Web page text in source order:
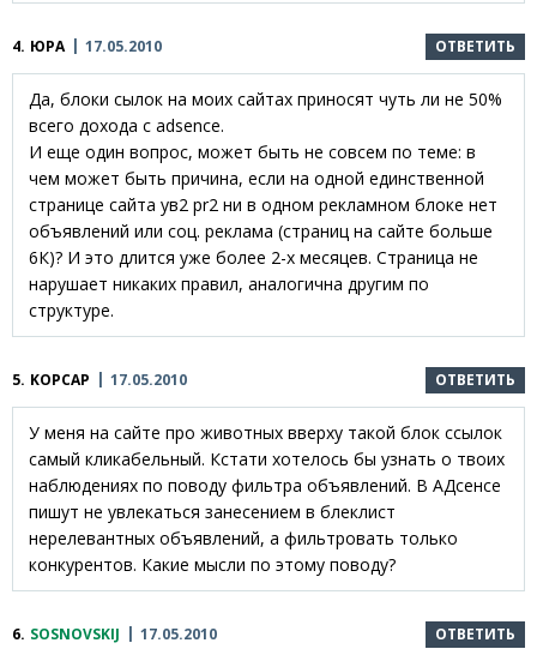
4. ЮРА 17.05.2010 ОТВЕТИТЬ
Да, блоки сылок на моих сайтах приносят чуть ли не 50%
всего дохода с adsence.
И еще один вопрос, может быть не совсем по теме: в
чем может быть причина, если на одной единственной
странице сайта ув2 pr2 ни в одном рекламном блоке нет
объявлений или соц. реклама (страниц на сайте больше
6К)? И это длится уже более 2-х месяцев. Страница не
нарушает никаких правил, аналогична другим по
структуре.
5. KOPCAP 17.05.2010 ОТВЕТИТЬ
У меня на сайте про животных вверху такой блок ссылок
самый кликабельный. Кстати хотелось бы узнать о твоих
наблюдениях по поводу фильтра объявлений. В АДсенсе
пишут не увлекаться занесением в блеклист
нерелевантных объявлений, а фильтровать только
конкурентов. Какие мысли по этому поводу?
6. SOSNOVSKIJ 17.05.2010 ОТВЕТИТЬ